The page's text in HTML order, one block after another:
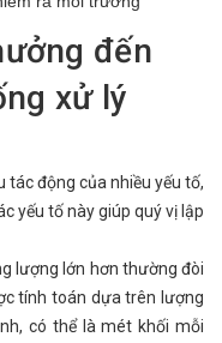
đến
xử lý
tác động của nhiều yếu tố,
yếu tố này giúp quý vị lập
lượng lớn hơn thường đòi
tính toán dựa trên lượng
có thể là mét khối mỗi